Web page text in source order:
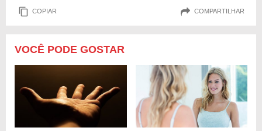
COPIAR COMPARTILHAR
VOCÊ PODE GOSTAR